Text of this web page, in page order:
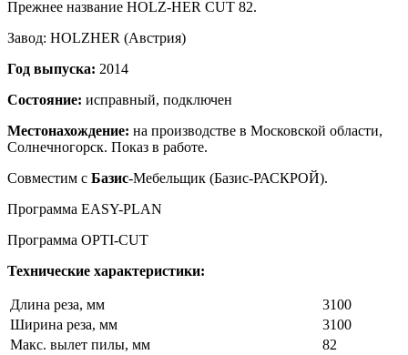
Прежнее название HOLZ-HER CUT 82.
Завод: HOLZHER (Австрия)
Год выпуска: 2014
Состояние: исправный, подключен
Местонахождение: на производстве в Московской области,
Солнечногорск. Показ в работе.
Совместим с Базис-Мебельщик (Базис-РАСКРОЙ).
Программа EASY-PLAN
Программа OPTI-CUT
Технические характеристики:
Длина реза, мм
3100
Ширина реза, мм
3100
Макс. вылет пилы, мм
82